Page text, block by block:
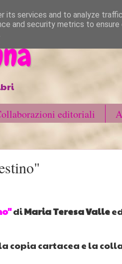
editoriali
diMaria Teresa Valle
copia cartacea e la
services and to analyze
and security metrics to